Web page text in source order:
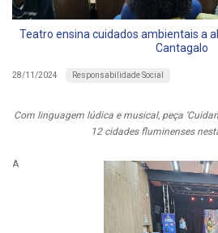
Teatro ensina cuidados ambientais a
Cantagalo
28/11/2024 Responsabilidade Social
Com linguagem lúdica e musical, peça
12 cidades fluminenses
A